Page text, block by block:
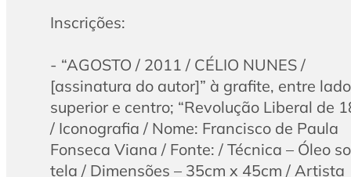
Inscrições:
- “AGOSTO / 2011 / CÉLIO NUNES /
[assinatura do autor]” à grafite, entre lado
superior e centro; “Revolução Liberal de
/ Iconografia / Nome: Francisco de Paula
Fonseca Viana / Fonte: / Técnica – Óleo
tela / Dimensões – 35cm x 45cm / Artista